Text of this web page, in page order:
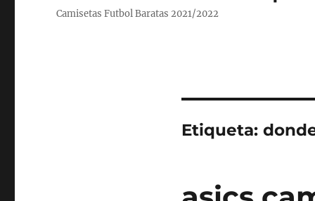
Camisetas Futbol Baratas 2021/2022
Etiqueta: